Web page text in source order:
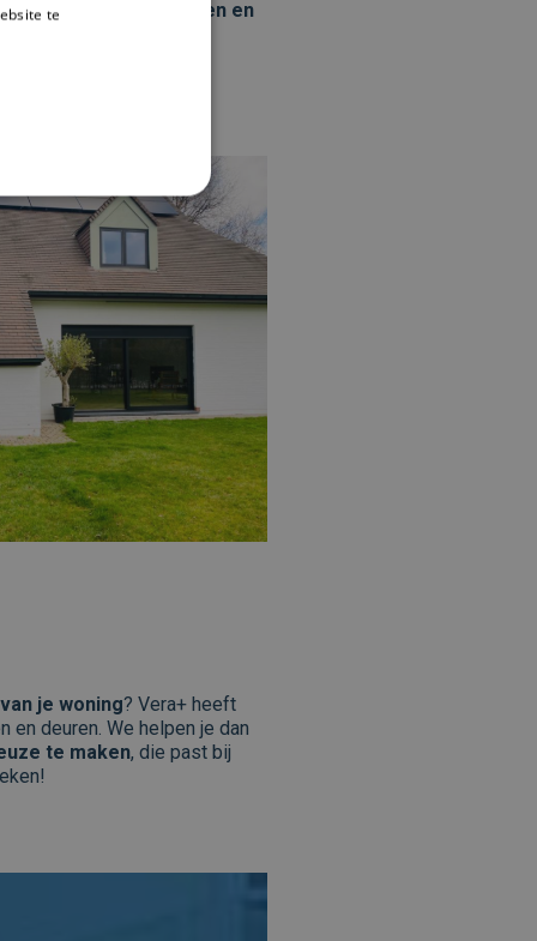
dat alle producten en
je woning? Vera+ heeft
en deuren. We helpen je dan
te maken, die past bij
te
accountbeheer. De
service om de
banner van Cookie-
Deze cookie
willekeurig
in elk paginaverzoek
te
zoals realtime bieden